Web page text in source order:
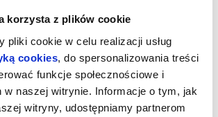
korzysta z plików cookie
pliki cookie w celu realizacji usług
cookies , do spersonalizowania treści
funkcje społecznościowe i
w naszej witrynie. Informacje o tym, jak
witryny, udostępniamy partnerom